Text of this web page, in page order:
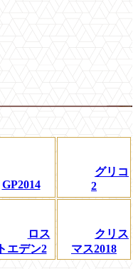
GP2014
グリコ
2
ロス
トエデン2
クリス
マス2018